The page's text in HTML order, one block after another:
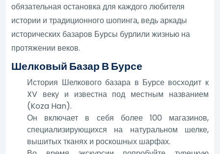
обязательная остановка для каждого любителя
истории и традиционного шопинга, ведь аркады
исторических базаров Бурсы бурлили жизнью на
протяжении веков.
Шелковый Базар В Бурсе
История Шелкового базара в Бурсе восходит к
XV веку и известна под местным названием
(Koza Han).
Он включает в себя более 100 магазинов,
специализирующихся на натуральном шелке,
вышитых тканях и роскошных шарфах.